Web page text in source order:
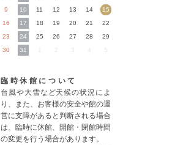
9
10 11 12 13 14
15
16
17 18 19 20 21
22
23
24 25 26 27 28
29
30
31 3 4 5
臨時休館について
台風や大雪など天候の状況によ
り、また、お客様の安全や館の運
営に支障があると判断される場合
は、臨時に休館、開館・閉館時間
の変更を行う場合があります。